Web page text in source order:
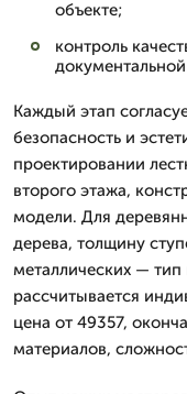
объекте;
контроль
Каждый этап
безопасность и
проектировании
второго этажа,
модели. Для
дерева, толщину
металлических —
рассчитывается
цена от 49357,
материалов,